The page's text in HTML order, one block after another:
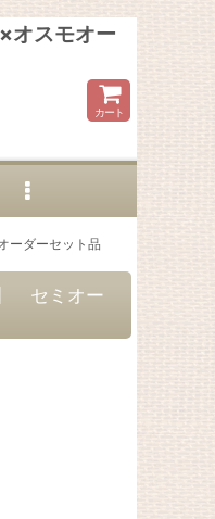
スモオー
カート
ーダーセット品
セミオー